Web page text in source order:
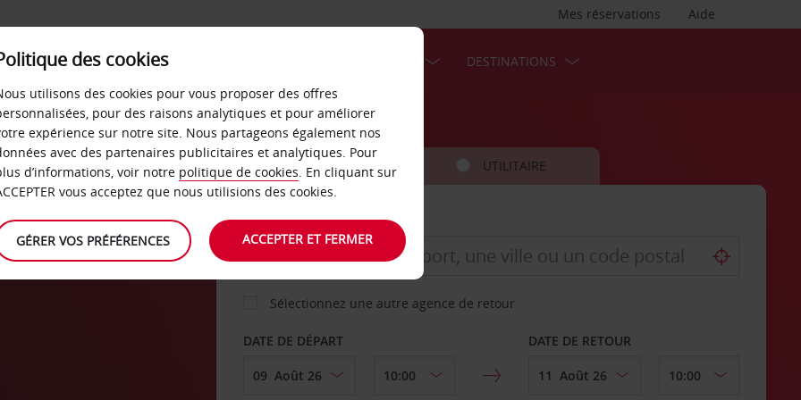
Aide
Mes réservations
LIBRE-SERVICE DESTINATIONS
VOITURE UTILITAIRE
AGENCE DE DÉPART
Sélectionnez une autre agence de retour
DATE DE DÉPART DATE DE RETOUR
des cookies
utilisons des cookies pour vous proposer des offres
pour des raisons analytiques et pour améliorer
expérience sur notre site. Nous partageons également nos
avec des partenaires publicitaires et analytiques. Pour
d’informations, voir notre politique de cookies. En cliquant sur
vous acceptez que nous utilisions des cookies.
GÉRER VOS PRÉFÉRENCES ACCEPTER ET FERMER